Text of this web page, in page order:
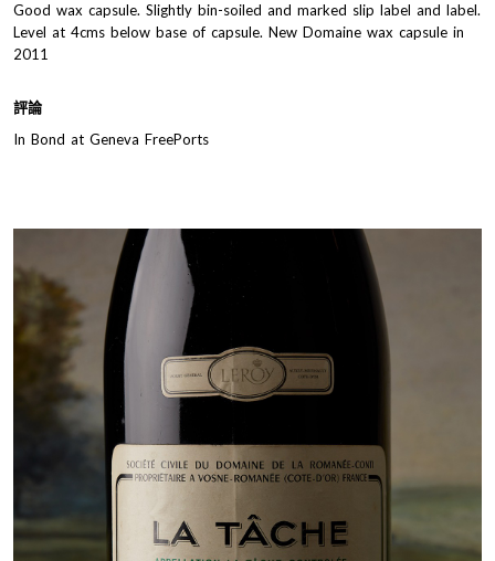
Good wax capsule. Slightly bin-soiled and marked slip label and label.
Level at 4cms below base of capsule. New Domaine wax capsule in
2011
評論
In Bond at Geneva FreePorts